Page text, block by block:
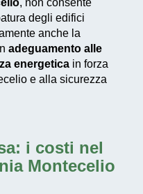
degli edifici
anche la
adeguamento alle
energetica in forza
e alla sicurezza
i costi nel
Montecelio